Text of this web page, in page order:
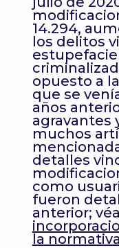
14.294,
los delitos
opuesto a
que se
años
agravantes
muchos
detalles
como
fueron
anterior;
la